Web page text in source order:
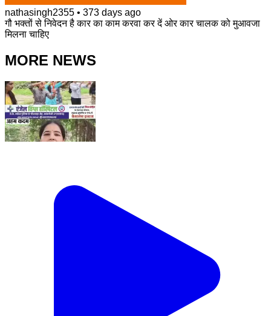
nathasingh2355 • 373 days ago
गौ भक्तों से निवेदन है कार का काम करवा कर दें ओर कार चालक को मुआवजा
मिलना चाहिए
MORE NEWS